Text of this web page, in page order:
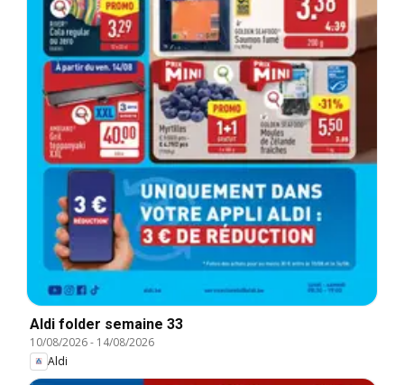
Aldi folder semaine 33
10/08/2026- 14/08/2026
Aldi